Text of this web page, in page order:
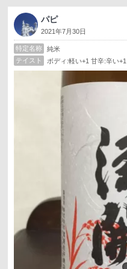
パピ
2021年7月30日
特定名称
純米
テイスト
ボディ:軽い+1 甘辛:辛い+1